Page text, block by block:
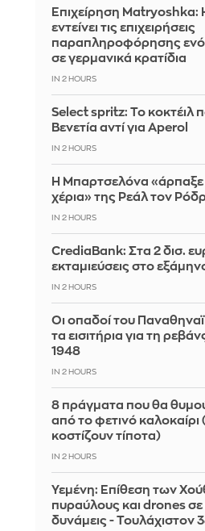
Επιχείρηση Matryoshka:
εντείνει τις επιχειρήσεις
παραπληροφόρησης
σε γερμανικά κρατίδια
IN 2 HOURS
Select spritz: Το κοκτέιλ
Βενετία αντί για Aperol
IN 2 HOURS
Η Μπαρτσελόνα
χέρια» της Ρεάλ τον
IN 2 HOURS
CrediaBank: Στα 2 δισ.
εκταμιεύσεις στο
IN 2 HOURS
Οι οπαδοί του
τα εισιτήρια για τη
1948
IN 2 HOURS
8 πράγματα που θα
από το φετινό καλοκαίρι
κοστίζουν τίποτα)
IN 2 HOURS
Υεμένη: Επίθεση των
πυραύλους και drones σε
δυνάμεις - Τουλάχιστον